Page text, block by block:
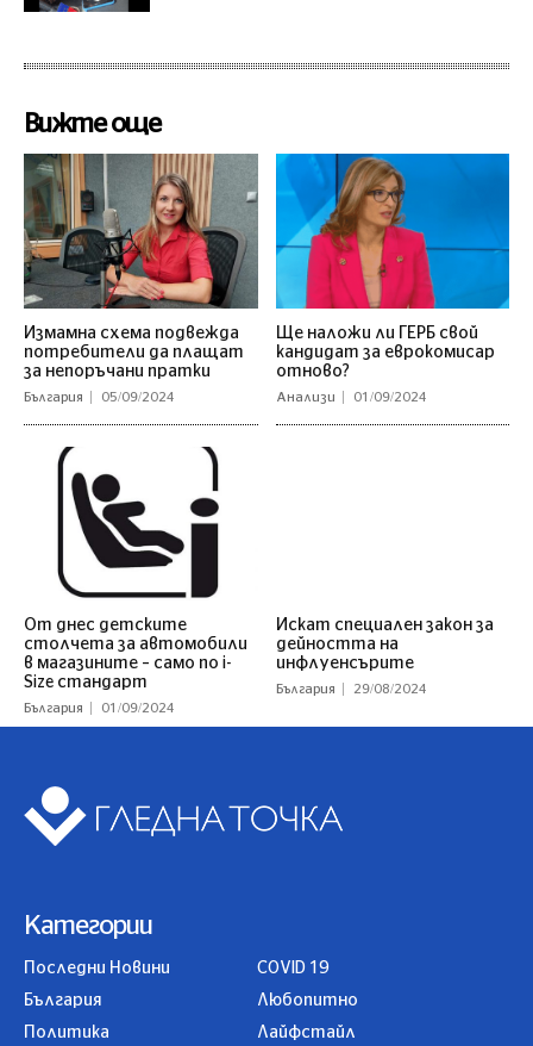
Вижте още
Измамна схема подвежда
потребители да плащат
за непоръчани пратки
България 05/09/2024
Ще наложи ли ГЕРБ свой
кандидат за еврокомисар
отново?
Анализи 01/09/2024
От днес детските
столчета за автомобили
в магазините – само по i-
Size стандарт
България 01/09/2024
Искат специален закон за
дейността на
инфлуенсърите
България 29/08/2024
Категории
Последни Новини
България
Политика
COVID 19
Любопитно
Лайфстайл